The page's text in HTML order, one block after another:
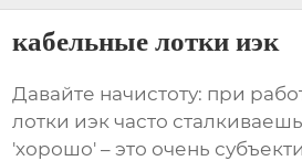
кабельные лотки иэк
Давайте начистоту: при
лотки иэк часто
'хорошо' – это очень